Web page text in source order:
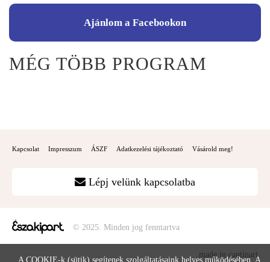
Ajánlom a Facebookon
MÉG TÖBB PROGRAM
Kapcsolat Impresszum ÁSZF Adatkezelési tájékoztató Vásárold meg!
Lépj velünk kapcsolatba
© 2025. Minden jog fenntartva
made in cantinart
A COOKIE-k (sütik) segítenek szolgáltatásaink helyes működésében. A